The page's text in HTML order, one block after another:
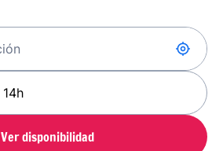
14h
Ver disponibilidad